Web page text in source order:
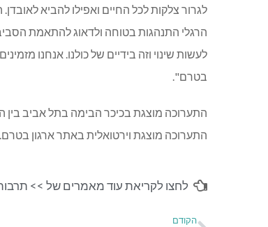
לגרור צלקות לכל החיים ואפילו להביא
הרגלי התנהגות בטוחה ולדאוג להתאמת
לעשות שינוי וזה בידיים של כולנו. אנחנו
בטרם".
התערוכה מוצגת וירטואלית באתר ארגון בטרם.
לחצו לקריאת עוד מאמרים של >>
הקודם